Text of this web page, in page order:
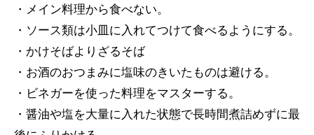
・メイン料理から食べない。
・ソース類は小皿に入れてつけて食べるようにする。
・かけそばよりざるそば
・お酒のおつまみに塩味のきいたものは避ける。
・ビネガーを使った料理をマスターする。
・醤油や塩を大量に入れた状態で長時間煮詰めずに最